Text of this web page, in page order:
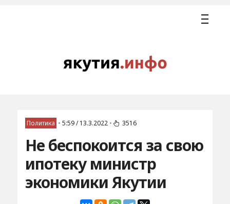
Политика • 5:59 / 13.3.2022 • 3516
Не беспокоится за свою
ипотеку министр
экономики Якутии